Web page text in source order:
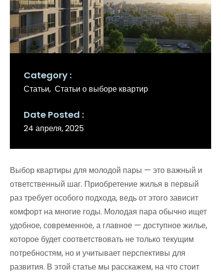
Category
Статьи Статьи о выборе квартир
Date Posted
24 апреля, 2025
Выбор квартиры для молодой пары — это важный и
ответственный шаг. Приобретение жилья в первый
раз требует особого подхода, ведь от этого зависит
комфорт на многие годы. Молодая пара обычно ищет
удобное, современное, а главное — доступное жилье,
которое будет соответствовать не только текущим
потребностям, но и учитывает перспективы для
развития. В этой статье мы расскажем, на что стоит